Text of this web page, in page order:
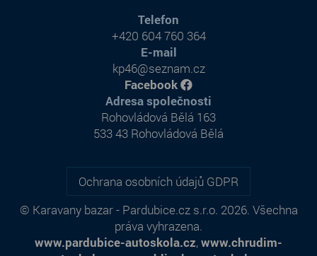
Ochrana osobních údajů GDPR
© Karavany bazar - Pardubice.cz s.r.o. 2026. Všechna
práva vyhrazena.
www.pardubice-autoskola.cz,www.chrudim-
Adresa společnosti
Rohovládová Bělá 163
533 43 Rohovládová Bělá
Telefon
+420 604 760 364
E-mail
kp46@seznam.cz
Facebook